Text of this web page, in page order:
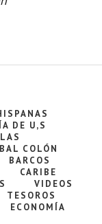
DE U,S
COLÓN
BARCOS
CARIBE
VIDEOS
TESOROS
ECONOMÍA